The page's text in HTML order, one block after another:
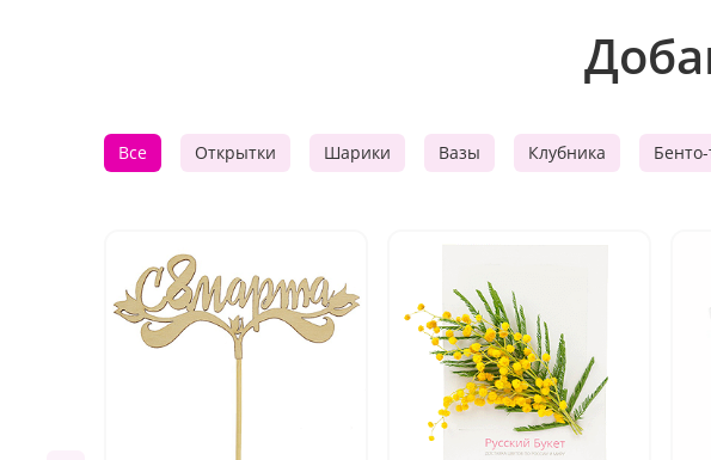
Все Открытки Шарики Вазы Клубника